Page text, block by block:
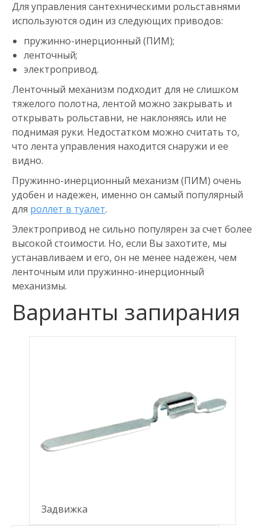
Для управления сантехническими рольставнями
используются один из следующих приводов:
пружинно-инерционный (ПИМ);
ленточный;
электропривод.
Ленточный механизм подходит для не слишком
тяжелого полотна, лентой можно закрывать и
открывать рольставни, не наклоняясь или не
поднимая руки. Недостатком можно считать то,
что лента управления находится снаружи и ее
видно.
Пружинно-инерционный механизм (ПИМ) очень
удобен и надежен, именно он самый популярный
для роллет в туалет.
Электропривод не сильно популярен за счет более
высокой стоимости. Но, если Вы захотите, мы
устанавливаем и его, он не менее надежен, чем
ленточным или пружинно-инерционный
механизмы.
Варианты запирания
Задвижка